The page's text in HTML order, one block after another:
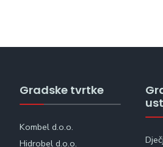
Gradske tvrtke
Kombel d.o.o.
Hidrobel d.o.o.